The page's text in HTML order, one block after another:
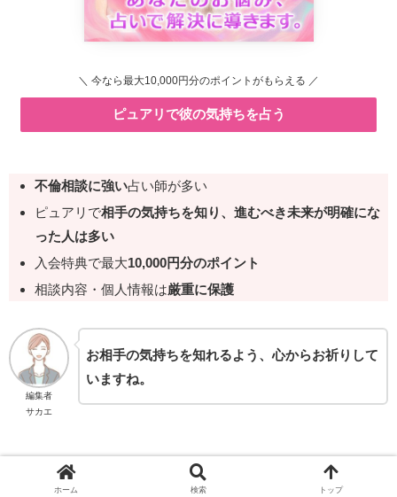
＼ 今なら最大10,000円分のポイントがもらえる ／
ピュアリで彼の気持ちを占う
不倫相談に強い占い師が多い
ピュアリで相手の気持ちを知り、進むべき未来が明確にな
った人は多い
入会特典で最大10,000円分のポイント
相談内容・個人情報は厳重に保護
編集者
サカエ
お相手の気持ちを知れるよう、心からお祈りして
いますね。
ホーム
ホーム 検索 トップ